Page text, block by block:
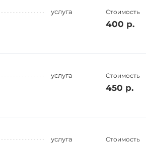
услуга Стоимость
400 р.
услуга Стоимость
450 р.
услуга Стоимость